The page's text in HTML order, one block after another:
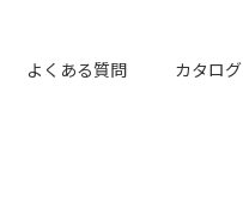
よくある質問 カタログ